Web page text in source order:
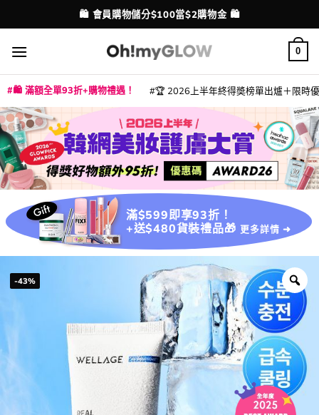
to
content
配送港澳
💳 支援消費券、FPS、八達通、PAYME、信用卡付款
0
🛍️ 滿額全單93折+購物禮遇！ 🏆 2026上半年終得奬榜單出爐＋限時
滿$599即享93折！
+送$480貨裝禮品🎁 更多詳情 ➜
-43%